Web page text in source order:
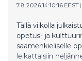
7.8.2026 14:10:16 EEST |
Tällä viikolla
opetus- ja
saamenkieliselle
leikattaisiin